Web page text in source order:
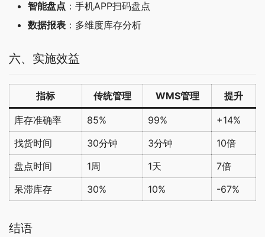
智能盘点 ：手机APP扫码盘点
数据报表 ：多维度库存分析
六、实施效益
指标 传统管理 WMS管理 提升
库存准确率 85% 99%
+14%
找货时间
30分钟 3分钟
10倍
盘点时间
1周 1天
7倍
呆滞库存
30% 10% -67%
结语